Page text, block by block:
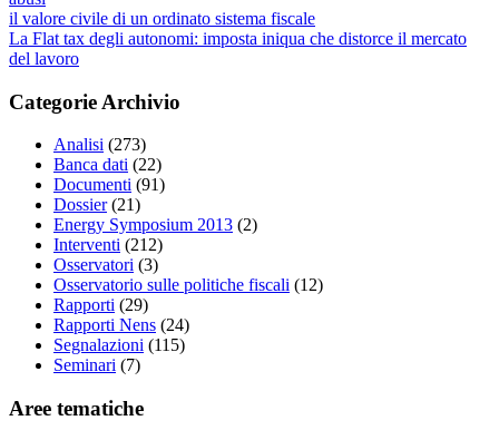
il valore civile di un ordinato sistema fiscale
La Flat tax degli autonomi: imposta iniqua che distorce il mercato
del lavoro
Categorie Archivio
Analisi (273)
Banca dati (22)
Documenti (91)
Dossier (21)
Energy Symposium 2013 (2)
Interventi (212)
Osservatori (3)
Osservatorio sulle politiche fiscali (12)
Rapporti (29)
Rapporti Nens (24)
Segnalazioni (115)
Seminari (7)
Aree tematiche